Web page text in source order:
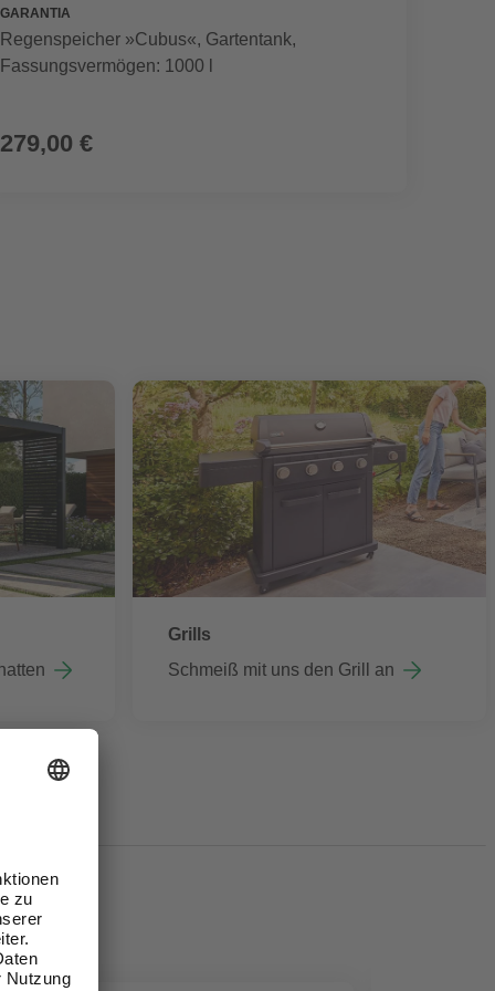
GARANTIA
Regenspeicher »Cubus«, Gartentank,
Fassungsvermögen: 1000 l
279,00 €
Grills
Schmeiß mit uns den Grill an